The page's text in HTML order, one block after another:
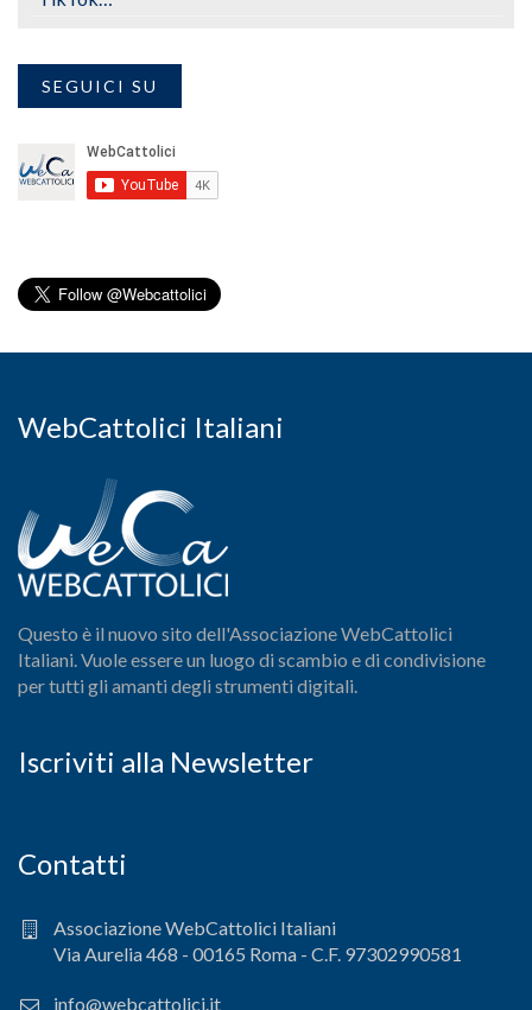
SEGUICI SU
WebCattolici Italiani
Questo è il nuovo sito dell'Associazione WebCattolici
Italiani. Vuole essere un luogo di scambio e di condivisione
per tutti gli amanti degli strumenti digitali.
Iscriviti alla Newsletter
Contatti
Associazione WebCattolici Italiani
Via Aurelia 468 - 00165 Roma - C.F. 97302990581
info@webcattolici.it